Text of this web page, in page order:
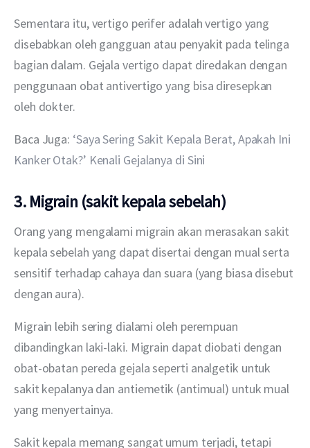
Sementara itu, vertigo perifer adalah vertigo yang
disebabkan oleh gangguan atau penyakit pada telinga
bagian dalam. Gejala vertigo dapat diredakan dengan
penggunaan obat antivertigo yang bisa diresepkan
oleh dokter.
Baca Juga: ‘Saya Sering Sakit Kepala Berat, Apakah Ini
Kanker Otak?’ Kenali Gejalanya di Sini
3. Migrain (sakit kepala sebelah)
Orang yang mengalami migrain akan merasakan sakit
kepala sebelah yang dapat disertai dengan mual serta
sensitif terhadap cahaya dan suara (yang biasa disebut
dengan aura).
Migrain lebih sering dialami oleh perempuan
dibandingkan laki-laki. Migrain dapat diobati dengan
obat-obatan pereda gejala seperti analgetik untuk
sakit kepalanya dan antiemetik (antimual) untuk mual
yang menyertainya.
Sakit kepala memang sangat umum terjadi, tetapi